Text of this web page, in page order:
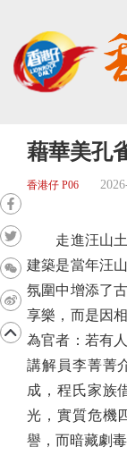
藉華美孔
香港仔 P06
走進汪山土
建築是當年汪
氛圍中增添了
享樂，而是因
為官者：若有
講解員李菁菁
成，程氏家族
光，實質危機
譽，而暗藏劇